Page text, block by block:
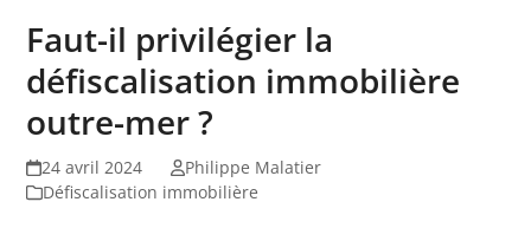
Faut-il privilégier la
défiscalisation immobilière
outre-mer ?
24 avril 2024
Philippe Malatier
Défiscalisation immobilière